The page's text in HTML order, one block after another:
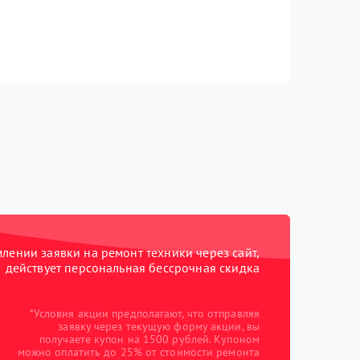
заявки на ремонт техники через сайт,
действует персональная бессрочная скидка
*Условия акции предполагают, что отправляя
заявку через текущую форму акции, вы
получаете купон на 1500 рублей. Купоном
можно оплатить до 25% от стоимости ремонта